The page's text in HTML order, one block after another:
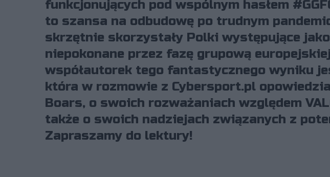
funkcjonujących pod wspólnym hasłem
to szansa na odbudowę po trudnym
skrzętnie skorzystały Polki występujące
niepokonane przez fazę grupową
współautorek tego fantastycznego wyniku
która w rozmowie z Cybersport.pl
Boars, o swoich rozważaniach względem
także o swoich nadziejach związanych z
Zapraszamy do lektury!